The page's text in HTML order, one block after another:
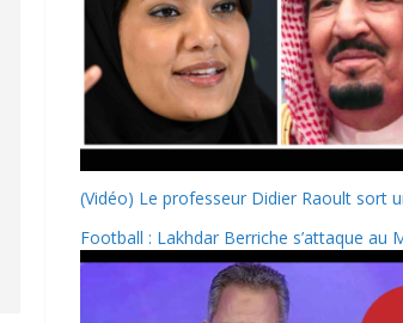
(Vidéo) Le professeur Didier Raoult sort
Football : Lakhdar Berriche s’attaque au